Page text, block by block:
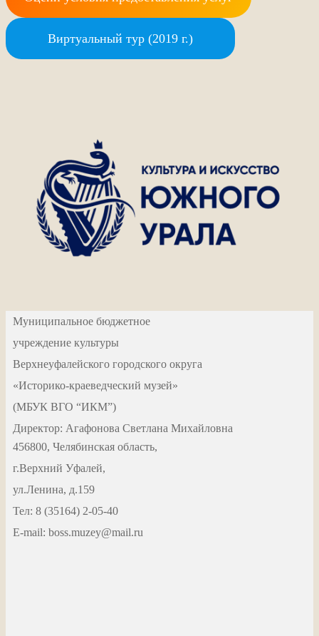
Виртуальный тур (2019 г.)
Муниципальное бюджетное
учреждение культуры
Верхнеуфалейского городского округа
«Историко-краеведческий музей»
(МБУК ВГО “ИКМ”)
Директор: Агафонова Светлана Михайловна
456800, Челябинская область,
г.Верхний Уфалей,
ул.Ленина, д.159
Тел: 8 (35164) 2-05-40
Е-mail: boss.muzey@mail.ru